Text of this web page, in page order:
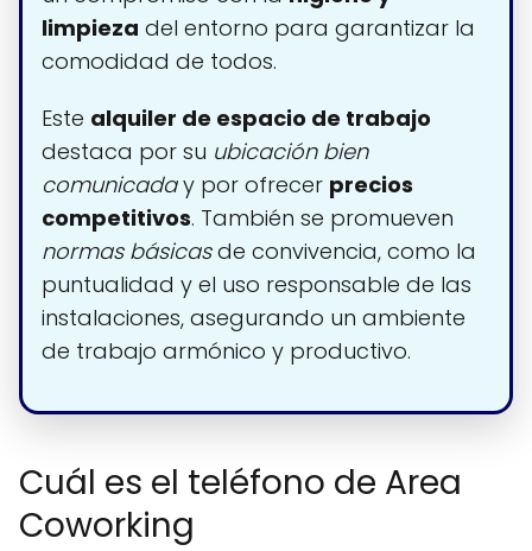
limpieza del entorno para garantizar la
comodidad de todos.
Este alquiler de espacio de trabajo
destaca por su ubicación bien
comunicaday por ofrecer precios
competitivos. También se promueven
normas básicasde convivencia, como la
puntualidad y el uso responsable de las
instalaciones, asegurando un ambiente
de trabajo armónico y productivo.
Cuál es el teléfono de Area
Coworking